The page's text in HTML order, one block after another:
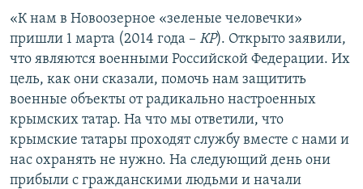
«К нам в Новоозерное «зеленые человечки»
пришли 1 марта (2014 года – КР). Открыто заявили,
что являются военными Российской Федерации. Их
цель, как они сказали, помочь нам защитить
военные объекты от радикально настроенных
крымских татар. На что мы ответили, что
крымские татары проходят службу вместе с нами и
нас охранять не нужно. На следующий день они
прибыли с гражданскими людьми и начали